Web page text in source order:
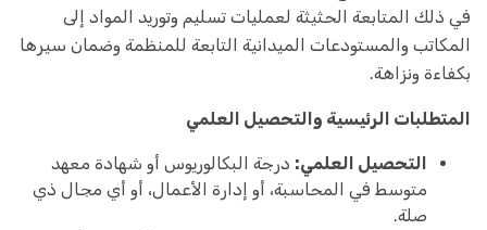
في ذلك المتابعة الحثيثة لعمليات تسليم وتوريد المواد إلى
المكاتب والمستودعات الميدانية التابعة للمنظمة وضمان سيرها
بكفاءة ونزاهة.
المتطلبات الرئيسية والتحصيل العلمي
التحصيل العلمي: درجة البكالوريوس أو شهادة معهد
متوسط في المحاسبة، أو إدارة الأعمال، أو أي مجال ذي
صلة.